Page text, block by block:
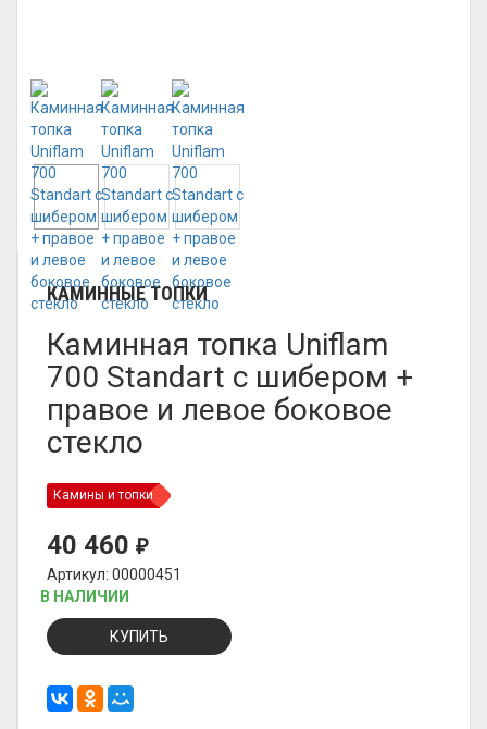
КАМИННЫЕ ТОПКИ
Каминная топка Uniflam
700 Standart с шибером +
правое и левое боковое
стекло
Камины и топки
40 460 ₽
Артикул: 00000451
В НАЛИЧИИ
КУПИТЬ